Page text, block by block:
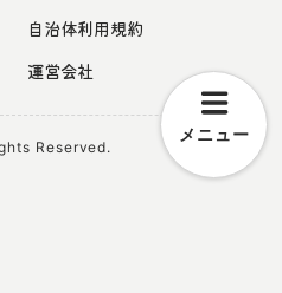
メニュー
自治体利用規約
運営会社
Reserved.